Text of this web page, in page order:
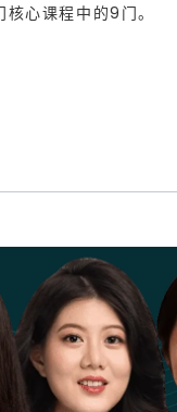
心课程中的9门。